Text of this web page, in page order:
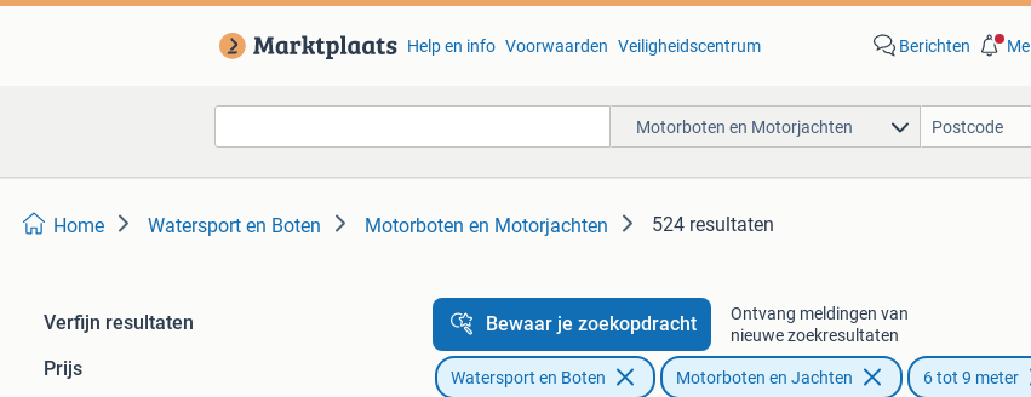
Help en info Voorwaarden Veiligheidscentrum Berichten
Motorboten en Motorjachten
Home Watersport en Boten Motorboten en Motorjachten 524 resultaten
Verfijn resultaten
Prijs
Bewaar je zoekopdracht
Ontvang meldingen van
nieuwe zoekresultaten
Watersport en Boten Motorboten en Jachten 6 tot 9 meter